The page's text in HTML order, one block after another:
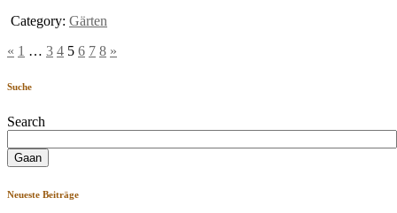
Category: Gärten
« 1 … 3 4 5 6 7 8 »
Suche
Search
Neueste Beiträge